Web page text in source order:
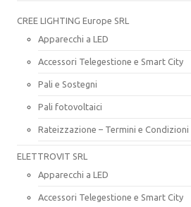
CREE LIGHTING Europe SRL
Apparecchi a LED
Accessori Telegestione e Smart City
Pali e Sostegni
Pali fotovoltaici
Rateizzazione – Termini e Condizioni
ELETTROVIT SRL
Apparecchi a LED
Accessori Telegestione e Smart City